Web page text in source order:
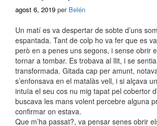
agost 6, 2019 per Belén
Un matí es va despertar de sobte d’uns
espantada. Tant de colp ho va fer que es
però en a penes uns segons, i sense obrir
tornar a tombar. Es trobava al llit, i se
transformada. Gitada cap per amunt,
s’enfonsava en el matalàs vell, i si alçava
intuïa el seu cos nu mig tapat pel cobertor
buscava les mans volent percebre alguna
confirmar on estava.
Que m’ha passat?, va pensar senes obrir